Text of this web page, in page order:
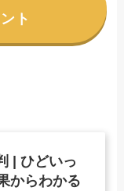
ト
| ひどいっ
からわかる